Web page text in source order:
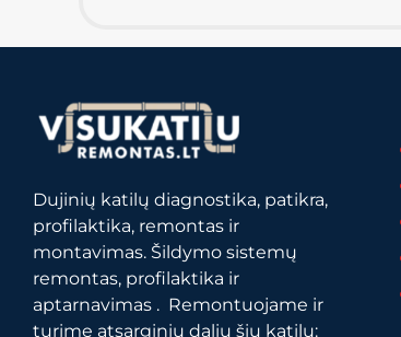
Dujinių katilų diagnostika, patikra,
profilaktika, remontas ir
montavimas. Šildymo sistemų
remontas, profilaktika ir
aptarnavimas . Remontuojame ir
turime atsarginių dalių šių katilų: